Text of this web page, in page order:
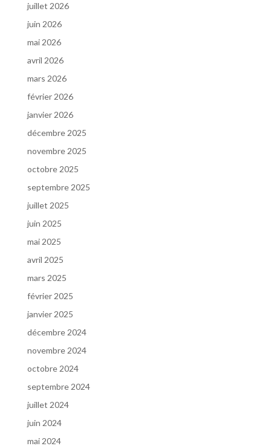
juillet 2026
juin 2026
mai 2026
avril 2026
mars 2026
février 2026
janvier 2026
décembre 2025
novembre 2025
octobre 2025
septembre 2025
juillet 2025
juin 2025
mai 2025
avril 2025
mars 2025
février 2025
janvier 2025
décembre 2024
novembre 2024
octobre 2024
septembre 2024
juillet 2024
juin 2024
mai 2024